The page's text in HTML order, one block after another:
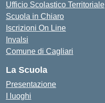
Ufficio Scolastico Territoriale
Scuola in Chiaro
Iscrizioni On Line
Invalsi
Comune di Cagliari
La Scuola
Presentazione
I luoghi